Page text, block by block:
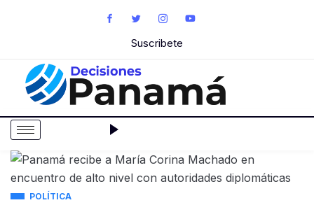
Suscribete
POLÍTICA